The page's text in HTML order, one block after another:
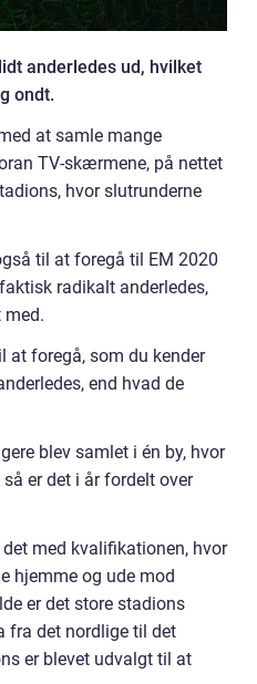
anderledes ud, hvilket
ondt.
at samle mange
TV-skærmene, på nettet
hvor slutrunderne
til at foregå til EM 2020
radikalt anderledes,
at foregå, som du kender
end hvad de
blev samlet i én by, hvor
er det i år fordelt over
med kvalifikationen, hvor
hjemme og ude mod
er det store stadions
fra det nordlige til det
er blevet udvalgt til at